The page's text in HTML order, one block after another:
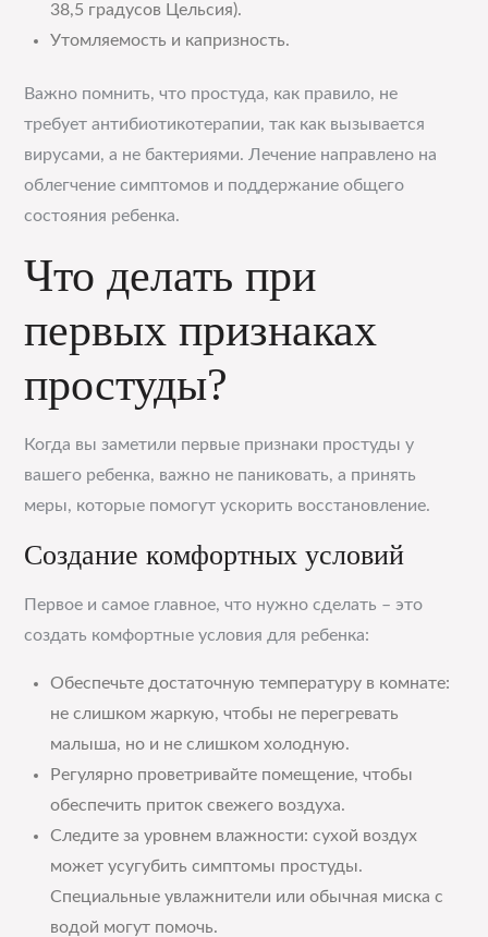
38,5 градусов Цельсия).
Утомляемость и капризность.
Важно помнить, что простуда, как правило, не
требует антибиотикотерапии, так как вызывается
вирусами, а не бактериями. Лечение направлено на
облегчение симптомов и поддержание общего
состояния ребенка.
Что делать при
первых признаках
простуды?
Когда вы заметили первые признаки простуды у
вашего ребенка, важно не паниковать, а принять
меры, которые помогут ускорить восстановление.
Создание комфортных условий
Первое и самое главное, что нужно сделать – это
создать комфортные условия для ребенка:
Обеспечьте достаточную температуру в комнате:
не слишком жаркую, чтобы не перегревать
малыша, но и не слишком холодную.
Регулярно проветривайте помещение, чтобы
обеспечить приток свежего воздуха.
Следите за уровнем влажности: сухой воздух
может усугубить симптомы простуды.
Специальные увлажнители или обычная миска с
водой могут помочь.